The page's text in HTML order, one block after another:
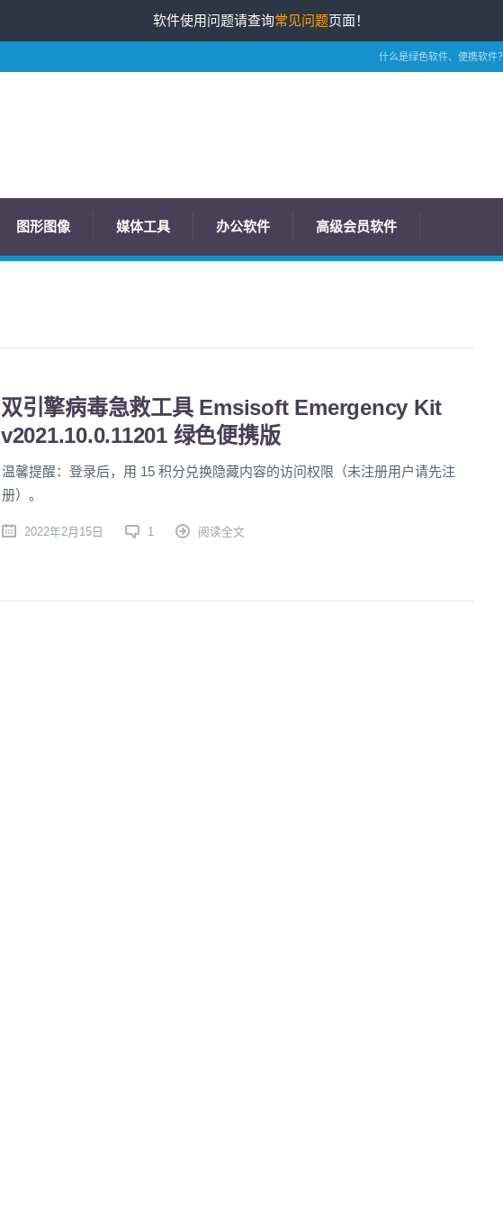
什么是绿色软件、便携软件？
图形图像 媒体工具 办公软件 高级会员软件
双引擎病毒急救工具 Emsisoft Emergency Kit
v2021.10.0.11201 绿色便携版
温馨提醒：登录后，用 15 积分兑换隐藏内容的访问权限（未注册用户请先注
册）。
2022年2月15日 1 阅读全文
软件使用问题请查询常见问题页面！